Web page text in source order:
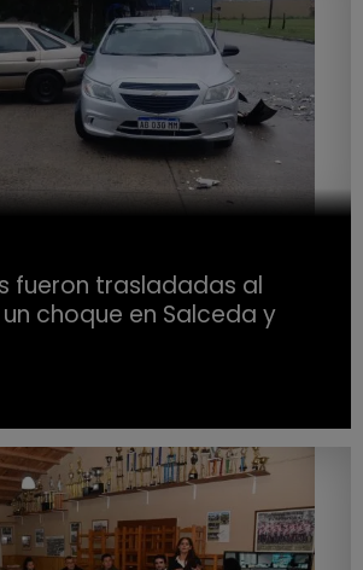
fueron trasladadas al
choque en Salceda y